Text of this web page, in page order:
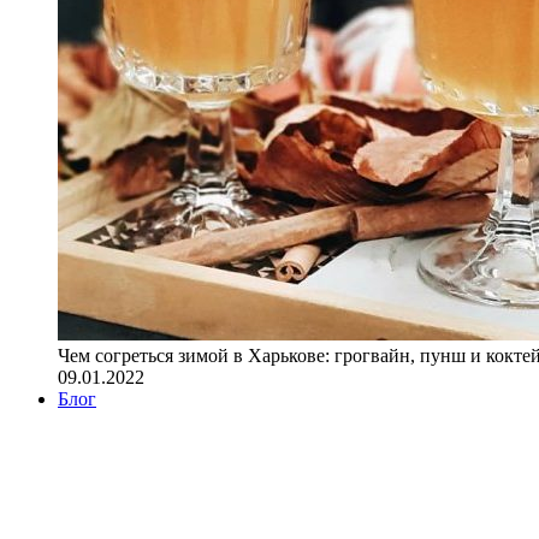
Чем согреться зимой в Харькове: грогвайн, пунш и
09.01.2022
Блог